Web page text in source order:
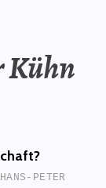
Kühn
HANS-PETER